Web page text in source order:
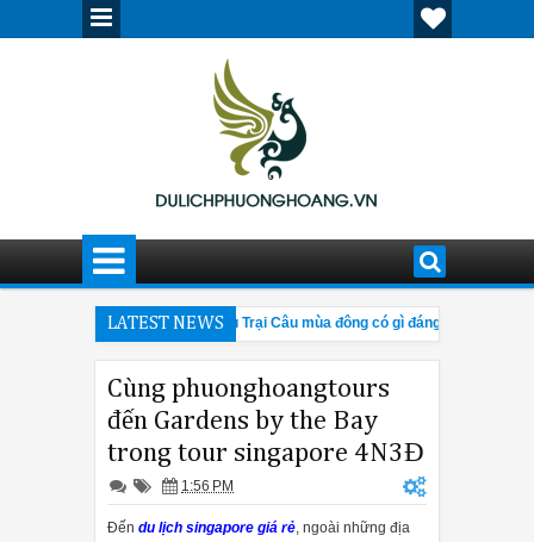
LATEST NEWS
ấn tượng, nổi bật 3:42 PM Cửu Trại Câu mùa đông có gì đáng đến?
Cùng phuonghoangtours
đến Gardens by the Bay
trong tour singapore 4N3Đ
1:56 PM
Đến du lịch singapore giá rẻ, ngoài những địa